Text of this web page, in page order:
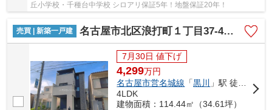
丘小学校・千種台中学校 シロアリ保証5年！地盤保証20年！
売買 | 新築一戸建 名古屋市北区浪打町１丁目37-4【仲介手数料無料】新築一戸建て
7月30日 値下げ
4,299万円
名古屋市営名城線 「黒川
」駅 徒歩13分
4LDK
建物面積：114.44㎡（34.61坪）